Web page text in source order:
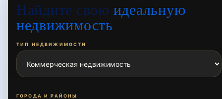
Найдите свою идеальную
недвижимость
ТИП НЕДВИЖИМОСТИ
ГОРОДА И РАЙОНЫ